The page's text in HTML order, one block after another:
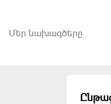
Մեր նախագծերը